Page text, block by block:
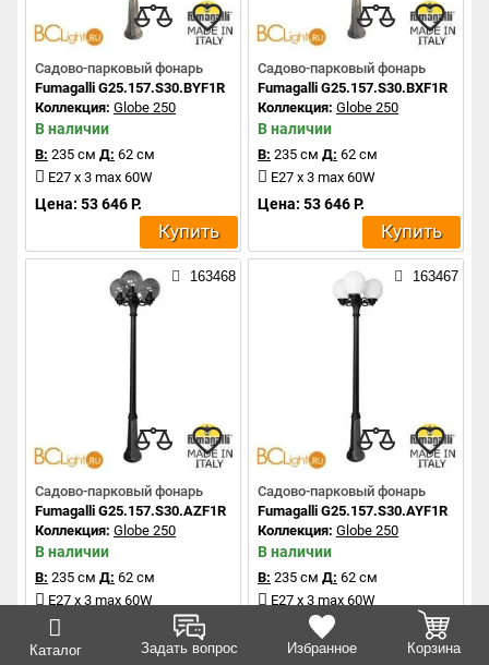
Каталог Задать вопрос Избранное Корзина
Садово-парковый фонарь
Fumagalli G25.157.S30.BYF1R
Коллекция: Globe 250
В наличии
В: 235 см Д: 62 см
E27 x 3 max 60W
Цена: 53 646 Р.
Купить
Садово-парковый фонарь
Fumagalli G25.157.S30.BXF1R
Коллекция: Globe 250
В наличии
В: 235 см Д: 62 см
E27 x 3 max 60W
Цена: 53 646 Р.
Купить
163468
Садово-парковый фонарь
Fumagalli G25.157.S30.AZF1R
Коллекция: Globe 250
В наличии
В: 235 см Д: 62 см
E27 x 3 max 60W
Цена: 48 769 Р.
Купить
163467
Садово-парковый фонарь
Fumagalli G25.157.S30.AYF1R
Коллекция: Globe 250
В наличии
В: 235 см Д: 62 см
E27 x 3 max 60W
Цена: 48 769 Р.
Купить